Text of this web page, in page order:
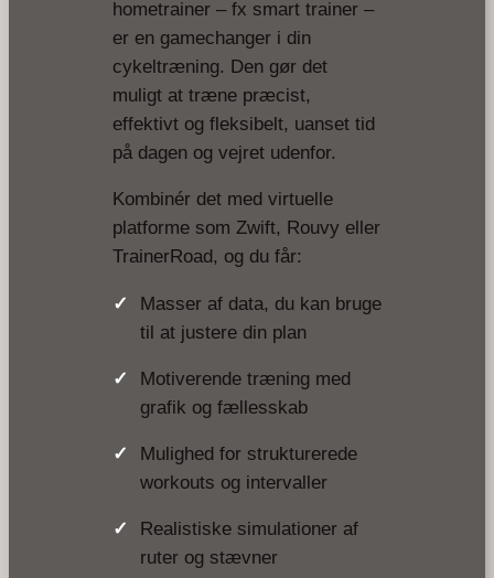
hometrainer – fx smart trainer –
er en gamechanger i din
cykeltræning. Den gør det
muligt at træne præcist,
effektivt og fleksibelt, uanset tid
på dagen og vejret udenfor.
Kombinér det med virtuelle
platforme som Zwift, Rouvy eller
TrainerRoad, og du får:
Masser af data, du kan bruge
til at justere din plan
Motiverende træning med
grafik og fællesskab
Mulighed for strukturerede
workouts og intervaller
Realistiske simulationer af
ruter og stævner